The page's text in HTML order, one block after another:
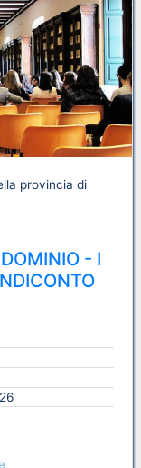
provincia di
- I